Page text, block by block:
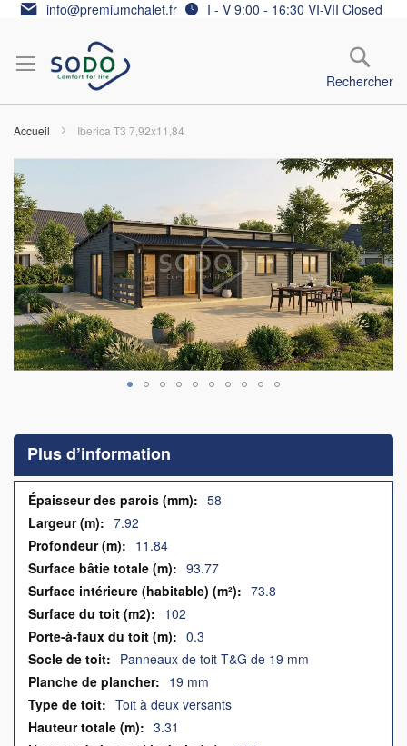
Allez info@premiumchalet.fr I - V 9:00 - 16:30 VI-VII Closed
Rechercher
Accueil Iberica T3 7,92x11,84
to
the
end
of
the
images
gallery
the
beginning
of
the
images
gallery
Plus d’information
Plus
d’information
58
7.92
11.84
93.77
73.8
102
0.3
Panneaux de toit T&G de 19 mm
19 mm
Toit à deux versants
3.31